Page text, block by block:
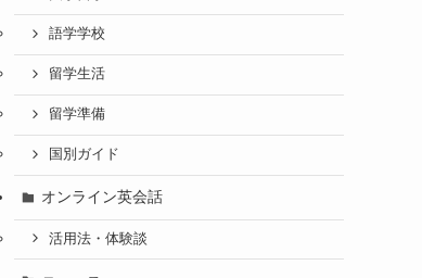
語学学校
留学生活
留学準備
国別ガイド
オンライン英会話
活用法・体験談